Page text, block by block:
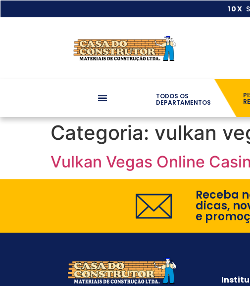
10X
TODOS OS
DEPARTAMENTOS
Categoria: vulkan
Vulkan Vegas Online
Receba
dicas,
e